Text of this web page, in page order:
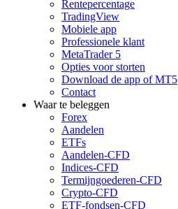
Rentepercentage
TradingView
Mobiele app
Professionele klant
MetaTrader 5
Opties voor storten
Download de app of MT5
Contact
Waar te beleggen
Forex
Aandelen
ETFs
Aandelen-CFD
Indices-CFD
Termijngoederen-CFD
Crypto-CFD
ETF-fondsen-CFD